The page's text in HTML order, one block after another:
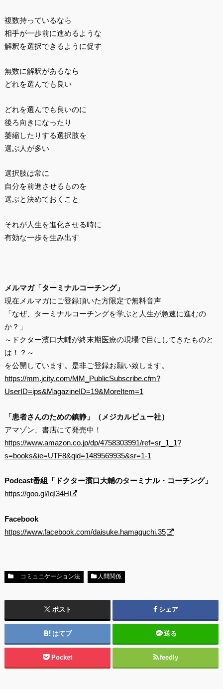
複数持っているなら
相手が一歩前に進めるような
解釈を選択できるように促す
無数に解釈があるなら
どれを選んでも良い
どれを選んでも良いのに
後ろ向きになったり
萎縮したりする選択肢を
選ぶ人が多い
選択肢は常に
自分を前進させるものを
選ぶと決めておくこと
それが人生を進化させる時に
有効な一歩を生み出す
メルマガ「ターミナルコーチング」
現在メルマガにご登録頂いた方限定で無料音声
「なぜ、ターミナルコーチングを学ぶと人生が急速に進むの
か？」
～ドクター濱口大輔が終末期医療の現場で目にしてきたものと
は！？～
を公開しています。是非ご登録お願い致します。
https://mm.jcity.com/MM_PublicSubscribe.cfm?
UserID=ips&MagazineID=19&MoreItem=1
「患者さんのための鎮静」（メジカルビュー社）
アマゾン、書店にて発売中！
https://www.amazon.co.jp/dp/4758303991/ref=sr_1_1?
s=books&ie=UTF8&qid=1489569935&sr=1-1
Podcast番組「ドクター濱口大輔のターミナル・コーチング」
https://goo.gl/IqI34H
Facebook
https://www.facebook.com/daisuke.hamaguchi.35
コミュニケーション法 人間関係
ポスト シェア
はてブ 送る
Pocket feedly